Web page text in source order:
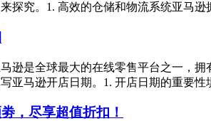
探究。1. 高效的仓储和物流系统亚马
逊是全球最大的在线零售平台之一，
亚马逊开店日期。1. 开店日期的重要
，尽享超值折扣！